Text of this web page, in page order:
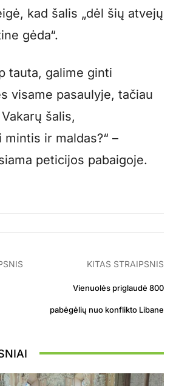
kad šalis „dėl šių atvejų
gėda“.
tauta, galime ginti
visame pasaulyje, tačiau
šalis,
ir maldas?“ –
peticijos pabaigoje.
KITAS STRAIPSNIS
Vienuolės priglaudė 800
pabėgėlių nuo konflikto Libane